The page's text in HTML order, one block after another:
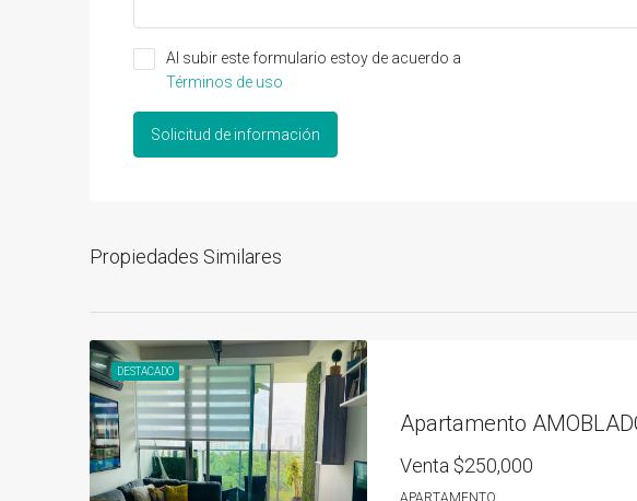
Al subir este formulario estoy de acuerdo a
Términos de uso
Solicitud de información
Propiedades Similares
DESTACADO
Venta $250,000
APARTAMENTO